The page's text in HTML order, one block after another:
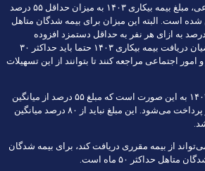
بر اساس قانون تامین اجتماعی، مبلغ بیمه بیکاری ۱۴۰۳ به میزان حداقل ۵۵ درصد
است. البته این میزان برای بیمه شدگان متاهل
و افراد تحت تکفل آن‌ها، ۱۰ درصد به ازای هر نفر به حداقل دستمزد افزوده
می‌شود. از سوی دیگر متقاضیان دریافت بیمه بیکاری ۱۴۰۳ حتما باید حداکثر ۳۰
امور اجتماعی مراجعه کنند تا بتوانند از این تسهیلات
فرایند محاسبه بیمه بیکاری ۱۴۰۳ به این صورت است که مبلغ ۵۵ درصد از میانگین
سه ماه آخری کاری فرد به او پرداخت می‌شود. این مبلغ نباید از ۸۰ درصد میانگین
از بیمه مقرری دریافت کند، برای بیمه شدگان